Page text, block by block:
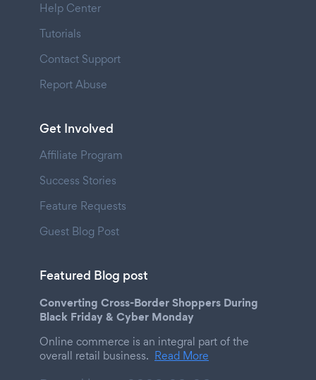
Help Center
Tutorials
Contact Support
Report Abuse
Get Involved
Affiliate Program
Success Stories
Feature Requests
Guest Blog Post
Featured Blog post
Converting Cross-Border Shoppers During
Black Friday & Cyber Monday
Online commerce is an integral part of the
overall retail business. Read More